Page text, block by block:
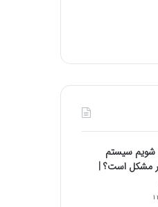
شویم سیستم
مشکل است؟ |